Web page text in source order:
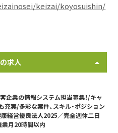
keizai/koyosuishin/
求人
企業の情報システム担当募集！/キャ
充実/多彩な案件、スキル・ポジション
経営優良法人2025／完全週休二日
業月20時間以内